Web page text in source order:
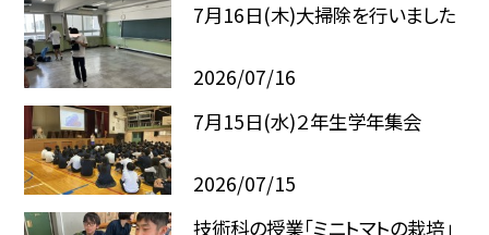
7月16日(木)大掃除を行いました
2026/07/16
7月15日(水)２年生学年集会
2026/07/15
技術科の授業「ミニトマトの栽培」